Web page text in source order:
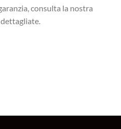
consulta la nostra